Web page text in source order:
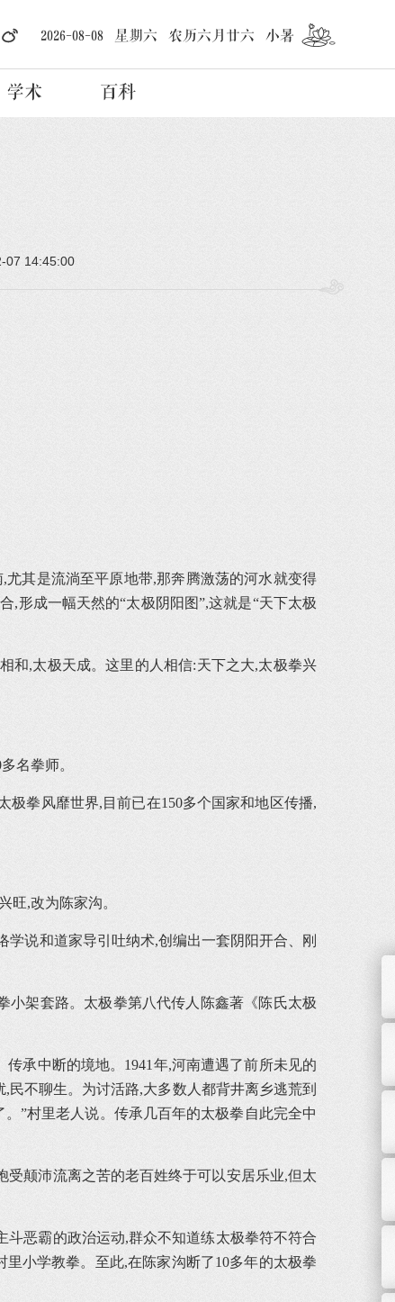
2026-08-08 星期六 农历六月廿六 小暑
学术 百科
07 14:45:00
其是流淌至平原地带,那奔腾激荡的河水就变得
,形成一幅天然的“太极阴阳图”,这就是“天下太极
和,太极天成。这里的人相信:天下之大,太极拳兴
名拳师。
拳风靡世界,目前已在150多个国家和地区传播,
旺,改为陈家沟。
说和道家导引吐纳术,创编出一套阴阳开合、刚
架套路。太极拳第八代传人陈鑫著《陈氏太极
承中断的境地。1941年,河南遭遇了前所未见的
不聊生。为讨活路,大多数人都背井离乡逃荒到
”村里老人说。传承几百年的太极拳自此完全中
颠沛流离之苦的老百姓终于可以安居乐业,但太
恶霸的政治运动,群众不知道练太极拳符不符合
小学教拳。至此,在陈家沟断了10多年的太极拳